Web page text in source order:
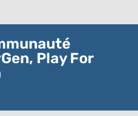
Play For